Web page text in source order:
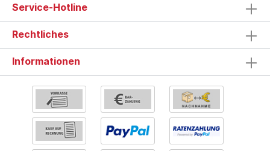
Service-Hotline
Rechtliches
Informationen